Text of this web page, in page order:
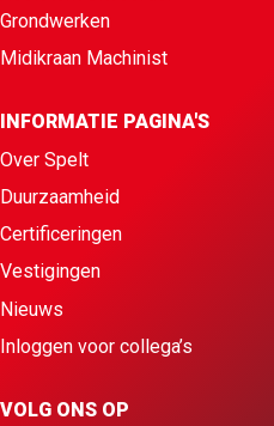
Grondwerken
Midikraan Machinist
INFORMATIE PAGINA'S
Over Spelt
Duurzaamheid
Certificeringen
Vestigingen
Nieuws
Inloggen voor collega’s
VOLG ONS OP